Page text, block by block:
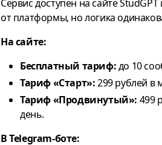
Сервис доступен на сайте
от платформы, но логика
На сайте:
Бесплатный тариф:до 10
Тариф «Старт»:299 рублей в
Тариф «Продвинутый»: 499
день.
В Telegram-боте: